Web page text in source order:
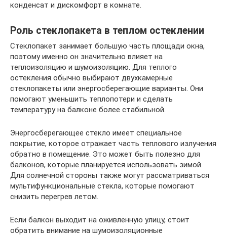
конденсат и дискомфорт в комнате.
Роль стеклопакета в теплом остеклении
Стеклопакет занимает большую часть площади окна,
поэтому именно он значительно влияет на
теплоизоляцию и шумоизоляцию. Для теплого
остекления обычно выбирают двухкамерные
стеклопакеты или энергосберегающие варианты. Они
помогают уменьшить теплопотери и сделать
температуру на балконе более стабильной.
Энергосберегающее стекло имеет специальное
покрытие, которое отражает часть теплового излучения
обратно в помещение. Это может быть полезно для
балконов, которые планируется использовать зимой.
Для солнечной стороны также могут рассматриваться
мультифункциональные стекла, которые помогают
снизить перегрев летом.
Если балкон выходит на оживленную улицу, стоит
обратить внимание на шумоизоляционные